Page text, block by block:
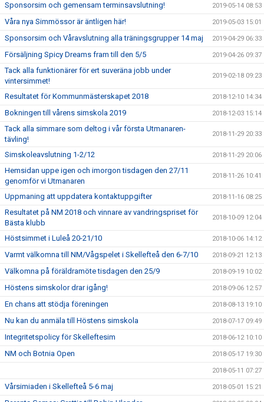
Sponsorsim och gemensam terminsavslutning! 2019-05-14 08:53
Våra nya Simmössor är äntligen här! 2019-05-03 15:01
Sponsorsim och Våravslutning alla träningsgrupper 14 maj 2019-04-29 06:33
Försäljning Spicy Dreams fram till den 5/5 2019-04-26 09:37
Tack alla funktionärer för ert suveräna jobb under
vintersimmet!
2019-02-18 09:23
Resultatet för Kommunmästerskapet 2018 2018-12-10 14:34
Bokningen till vårens simskola 2019 2018-12-03 15:14
Tack alla simmare som deltog i vår första Utmanaren-
tävling!
2018-11-29 20:33
Simskoleavslutning 1-2/12 2018-11-29 20:06
Hemsidan uppe igen och imorgon tisdagen den 27/11
genomför vi Utmanaren
2018-11-26 10:41
Uppmaning att uppdatera kontaktuppgifter 2018-11-16 08:25
Resultatet på NM 2018 och vinnare av vandringspriset för
Bästa klubb
2018-10-09 12:04
Höstsimmet i Luleå 20-21/10 2018-10-06 14:12
Varmt välkomna till NM/Vågspelet i Skellefteå den 6-7/10 2018-09-21 12:13
Välkomna på föräldramöte tisdagen den 25/9 2018-09-19 10:02
Höstens simskolor drar igång! 2018-09-06 12:57
En chans att stödja föreningen 2018-08-13 19:10
Nu kan du anmäla till Höstens simskola 2018-07-17 09:49
Integritetspolicy för Skelleftesim 2018-06-12 10:10
NM och Botnia Open 2018-05-17 19:30
2018-05-11 07:27
Vårsimiaden i Skellefteå 5-6 maj 2018-05-01 15:21